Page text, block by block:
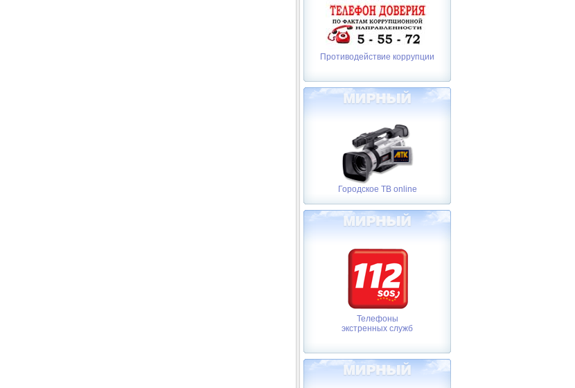
Противодействие коррупции
Городское ТВ online
Телефоны
экстренных служб